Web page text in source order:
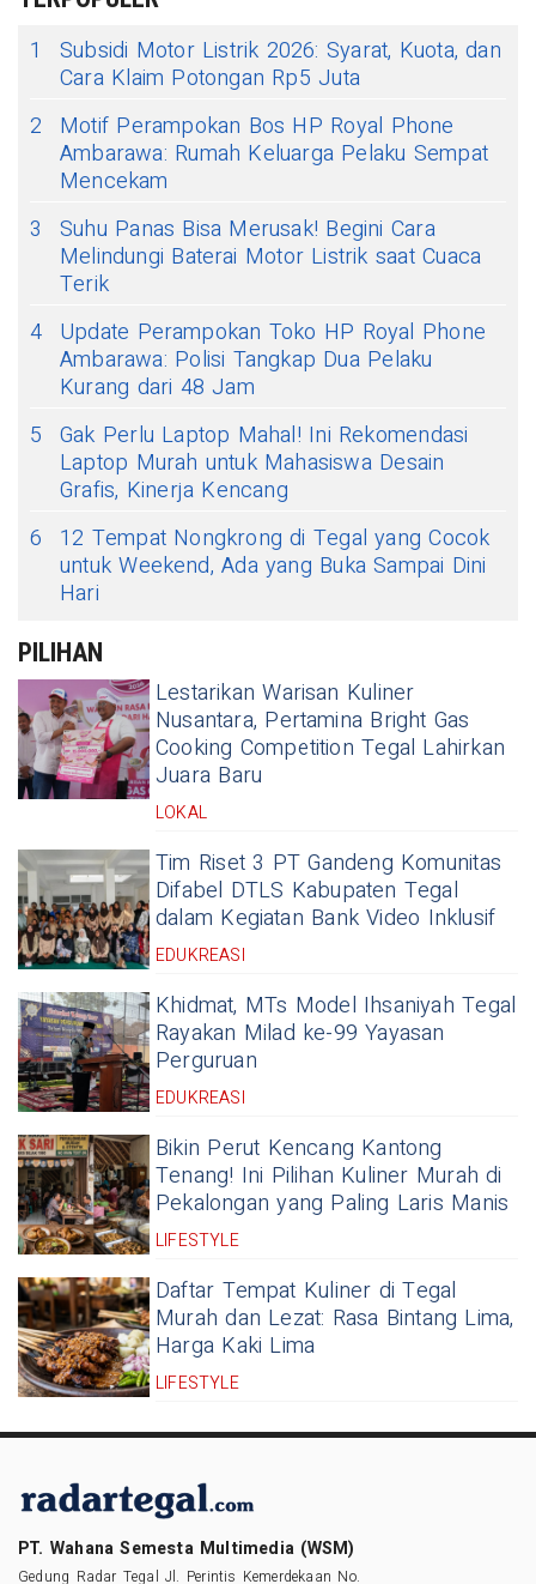
1
Subsidi Motor Listrik 2026: Syarat, Kuota, dan
Cara Klaim Potongan Rp5 Juta
2
Motif Perampokan Bos HP Royal Phone
Ambarawa: Rumah Keluarga Pelaku Sempat
Mencekam
3
Suhu Panas Bisa Merusak! Begini Cara
Melindungi Baterai Motor Listrik saat Cuaca
Terik
4 Update Perampokan Toko HP Royal Phone
Ambarawa: Polisi Tangkap Dua Pelaku
Kurang dari 48 Jam
5 Gak Perlu Laptop Mahal! Ini Rekomendasi
Laptop Murah untuk Mahasiswa Desain
Grafis, Kinerja Kencang
6
12 Tempat Nongkrong di Tegal yang Cocok
untuk Weekend, Ada yang Buka Sampai Dini
Hari
PILIHAN
Lestarikan Warisan Kuliner
Nusantara, Pertamina Bright Gas
Cooking Competition Tegal Lahirkan
Juara Baru
LOKAL
Tim Riset 3 PT Gandeng Komunitas
Difabel DTLS Kabupaten Tegal
dalam Kegiatan Bank Video Inklusif
EDUKREASI
Khidmat, MTs Model Ihsaniyah Tegal
Rayakan Milad ke-99 Yayasan
Perguruan
EDUKREASI
Bikin Perut Kencang Kantong
Tenang! Ini Pilihan Kuliner Murah di
Pekalongan yang Paling Laris Manis
LIFESTYLE
Daftar Tempat Kuliner di Tegal
Murah dan Lezat: Rasa Bintang Lima,
Harga Kaki Lima
LIFESTYLE
PT. Wahana Semesta Multimedia (WSM)
Gedung Radar Tegal Jl. Perintis Kemerdekaan No.